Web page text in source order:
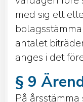
med sig ett
antalet
anges i det
§ 9
På